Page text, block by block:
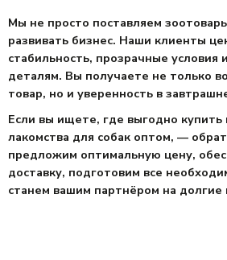
Мы не просто поставляем
развивать бизнес. Наши клиенты
стабильность, прозрачные условия
деталям. Вы получаете не только
товар, но и уверенность в
Если вы ищете, где выгодно купить
лакомства для собак оптом, —
предложим оптимальную цену,
доставку, подготовим все
станем вашим партнёром на долгие